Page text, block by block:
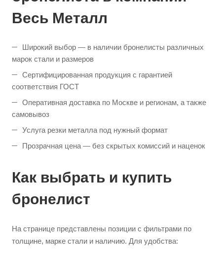
Весь Металл
Широкий выбор — в наличии бронелисты различных
марок стали и размеров
Сертифицированная продукция с гарантией
соответствия ГОСТ
Оперативная доставка по Москве и регионам, а также
самовывоз
Услуга резки металла под нужный формат
Прозрачная цена — без скрытых комиссий и наценок
Как выбрать и купить
бронелист
На странице представлены позиции с фильтрами по
толщине, марке стали и наличию. Для удобства: